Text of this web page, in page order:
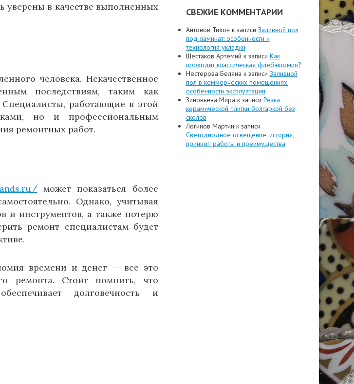
в качестве выполненных
человека. Некачественное
последствиям, таким как
работающие в этой
но и профессиональным
ремонтных работ.
может показаться более
Однако, учитывая
и инструментов, а также потерю
ремонт специалистам будет
времени и денег — все это
ремонта. Стоит помнить, что
долговечность и
СВЕЖИЕ КОММЕНТАРИИ
Антонов Тихон к записи Заливной пол
под ламинат: особенности и
технология укладки
Шестаков Артемий к записи Как
проходит классическая флебэктомия?
Нестерова Беляна к записи Заливной
пол в коммерческих помещениях:
особенности эксплуатации
Зиновьева Мира к записи Резка
керамической плитки болгаркой без
сколов
Логинов Мартин к записи
Светодиодное освещение: история,
принцип работы и преимущества